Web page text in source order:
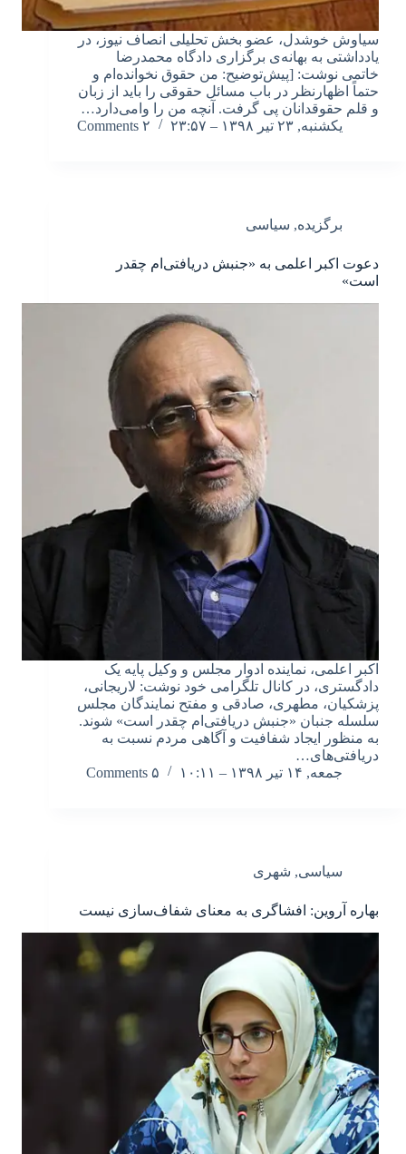
سیاوش خوشدل، عضو بخش تحلیلی انصاف نیوز، در
یادداشتی به بهانه‌ی برگزاری دادگاه محمدرضا
خاتمی نوشت: [پیش‌توضیح: من حقوق نخوانده‌ام و
حتماً اظهارنظر در باب مسائل حقوقی را باید از زبان
و قلم حقوقدانان پی گرفت. آنچه من را وامی‌دارد…
یکشنبه, ۲۳ تیر ۱۳۹۸ – ۲۳:۵۷
۲ Comments
برگزیده, سیاسی
دعوت اکبر اعلمی به «جنبش دریافتی‌ام چقدر
است»
اکبر اعلمی، نماینده ادوار مجلس و وکیل پایه یک
دادگستری، در کانال تلگرامی خود نوشت: لاریجانی،
پزشکیان، مطهری، صادقی و مفتح نمایندگان مجلس
سلسله جنبان «جنبش دریافتی‌ام چقدر است» شوند.
به منظور ایجاد شفافیت و آگاهی مردم نسبت به
دریافتی‌های…
جمعه, ۱۴ تیر ۱۳۹۸ – ۱۰:۱۱
۵ Comments
سیاسی, شهری
بهاره آروین: افشاگری به معنای شفاف‌سازی نیست